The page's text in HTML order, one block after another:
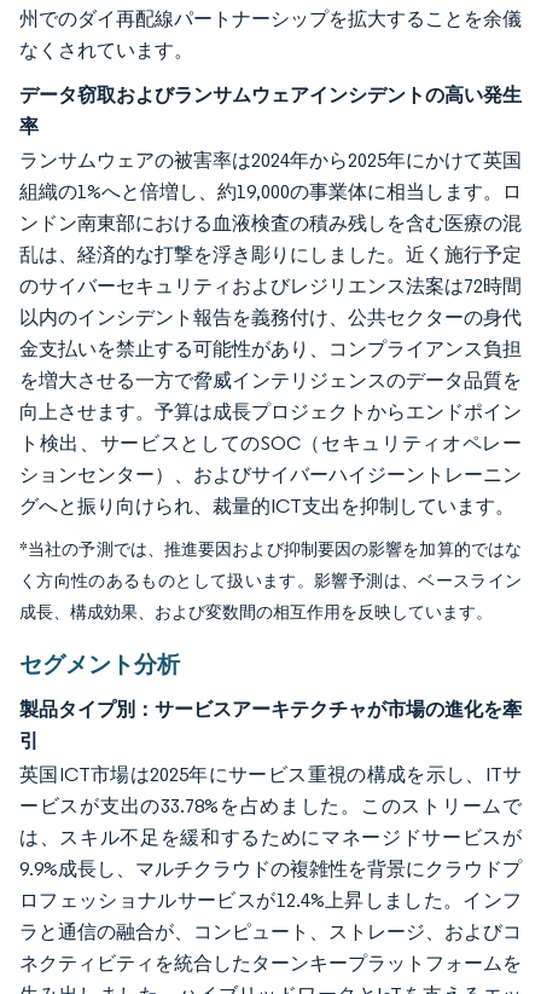
州でのダイ再配線パートナーシップを拡大することを余儀
なくされています。
データ窃取およびランサムウェアインシデントの高い発生
率
ランサムウェアの被害率は2024年から2025年にかけて英国
組織の1%へと倍増し、約19,000の事業体に相当します。ロ
ンドン南東部における血液検査の積み残しを含む医療の混
乱は、経済的な打撃を浮き彫りにしました。近く施行予定
のサイバーセキュリティおよびレジリエンス法案は72時間
以内のインシデント報告を義務付け、公共セクターの身代
金支払いを禁止する可能性があり、コンプライアンス負担
を増大させる一方で脅威インテリジェンスのデータ品質を
向上させます。予算は成長プロジェクトからエンドポイン
ト検出、サービスとしてのSOC（セキュリティオペレー
ションセンター）、およびサイバーハイジーントレーニン
グへと振り向けられ、裁量的ICT支出を抑制しています。
*当社の予測では、推進要因および抑制要因の影響を加算的ではな
く方向性のあるものとして扱います。影響予測は、ベースライン
成長、構成効果、および変数間の相互作用を反映しています。
セグメント分析
製品タイプ別：サービスアーキテクチャが市場の進化を牽
引
英国ICT市場は2025年にサービス重視の構成を示し、ITサ
ービスが支出の33.78%を占めました。このストリームで
は、スキル不足を緩和するためにマネージドサービスが
9.9%成長し、マルチクラウドの複雑性を背景にクラウドプ
ロフェッショナルサービスが12.4%上昇しました。インフ
ラと通信の融合が、コンピュート、ストレージ、およびコ
ネクティビティを統合したターンキープラットフォームを